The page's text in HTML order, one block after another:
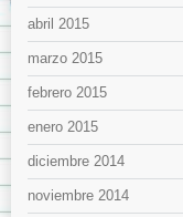
abril 2015
marzo 2015
febrero 2015
enero 2015
diciembre 2014
noviembre 2014